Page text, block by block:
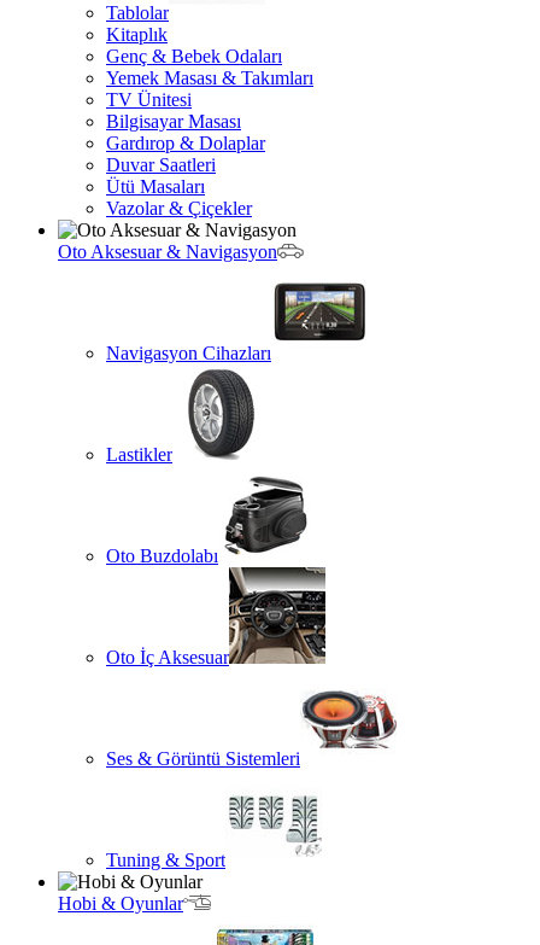
Tablolar
Kitaplık
Genç & Bebek Odaları
Yemek Masası & Takımları
TV Ünitesi
Bilgisayar Masası
Gardırop & Dolaplar
Duvar Saatleri
Ütü Masaları
Vazolar & Çiçekler
Oto Aksesuar & Navigasyon
Navigasyon Cihazları
Lastikler
Oto Buzdolabı
Oto İç Aksesuar
Ses & Görüntü Sistemleri
Tuning & Sport
Hobi & Oyunlar